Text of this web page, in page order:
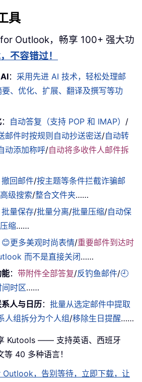
具
Outlook，畅享 100+ 强大功
不容错过！
： 采用先进 AI 技术，轻松处理邮
、优化、扩展、翻译及撰写等功
： 自动答复（支持 POP 和 IMAP） /
邮件时按规则自动抄送密送/自动转
动添加称呼/自动将多收件人邮件拆
撤回邮件/按主题等条件拦截诈骗邮
高级搜索/整合文件夹……
批量保存/批量分离/批量压缩/自动保
缩……
😊更多美观时尚表情/重要邮件到达时
而不是直接关闭……
：带附件全部答复/反钓鱼邮件/🕘
时区……
人与日历：批量从选定邮件中提取
人组拆分为个人组 /移除生日提醒……
Kutools —— 支持英语、西班牙
40 多种语言！
，告别等待，立即下载，让